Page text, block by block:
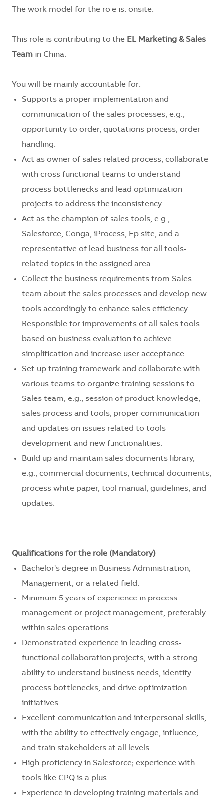
The work model for the role is: onsite.
This role is contributing to the EL Marketing & Sales
Team in China.
You will be mainly accountable for:
Supports a proper implementation and
communication of the sales processes, e.g.,
opportunity to order, quotations process, order
handling.
Act as owner of sales related process, collaborate
with cross functional teams to understand
process bottlenecks and lead optimization
projects to address the inconsistency.
Act as the champion of sales tools, e.g.,
Salesforce, Conga, iProcess, Ep site, and a
representative of lead business for all tools-
related topics in the assigned area.
Collect the business requirements from Sales
team about the sales processes and develop new
tools accordingly to enhance sales efficiency.
Responsible for improvements of all sales tools
based on business evaluation to achieve
simplification and increase user acceptance.
Set up training framework and collaborate with
various teams to organize training sessions to
Sales team, e.g., session of product knowledge,
sales process and tools, proper communication
and updates on issues related to tools
development and new functionalities.
Build up and maintain sales documents library,
e.g., commercial documents, technical documents,
process white paper, tool manual, guidelines, and
updates.
Qualifications for the role (Mandatory)
Bachelor's degree in Business Administration,
Management, or a related field.
Minimum 5 years of experience in process
management or project management, preferably
within sales operations.
Demonstrated experience in leading cross-
functional collaboration projects, with a strong
ability to understand business needs, identify
process bottlenecks, and drive optimization
initiatives.
Excellent communication and interpersonal skills,
with the ability to effectively engage, influence,
and train stakeholders at all levels.
High proficiency in Salesforce; experience with
tools like CPQ is a plus.
Experience in developing training materials and